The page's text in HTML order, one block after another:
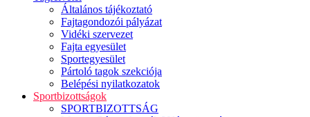
Általános tájékoztató
Fajtagondozói pályázat
Vidéki szervezet
Fajta egyesület
Sportegyesület
Pártoló tagok szekciója
Belépési nyilatkozatok
Sportbizottságok
SPORTBIZOTTSÁG